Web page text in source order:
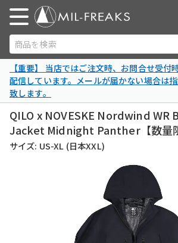
商品を検索
【重要】 当店ではご注文時、お問合せ受付
配信しています。メールが届かない場合は
致します。
QILO x NOVESKE Nordwind WR
Jacket Midnight Panther【数量
サイズ: US-XL (日本XXL)